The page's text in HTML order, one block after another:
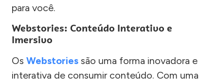
para você.
Webstories: Conteúdo Interativo e
Imersivo
Os Webstories são uma forma inovadora e
interativa de consumir conteúdo. Com uma